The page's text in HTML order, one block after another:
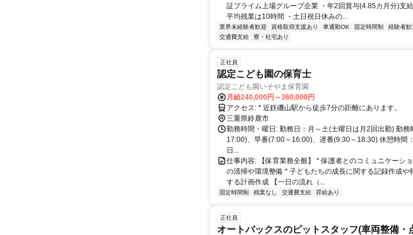
証プライム上場グループ企業 ・年2回賞与(4.85カ月分)支
平均残業は10時間 ・土日祝日休みの...
業界未経験者歓迎 資格取得支援あり 車通勤OK 固定時間制 経験者歓
交通費支給
寮・社宅あり
正社員
認定こども園の保育士
認定こども園いそやま保育園
月給240,000円～360,000円
アクセス: * 近鉄磯山駅から徒歩7分の距離にあります。
三重県鈴鹿市
勤務時間・曜日: 勤務日：月～土(土曜日は月2回出勤) 勤務
17:00)、早番(7:00～16:00)、遅番(9:30～18:30) 休憩時間
日...
仕事内容: 【保育業務全般】 * 保護者とのコミュニケーシ
の清掃や環境整備 * 子どもたちの成長に関する記録作成や
する計画作成 【一日の流れ（...
固定時間制 残業なし 交通費支給 昇給あり
正社員
オートバックスのピットスタッフ(車両整備・